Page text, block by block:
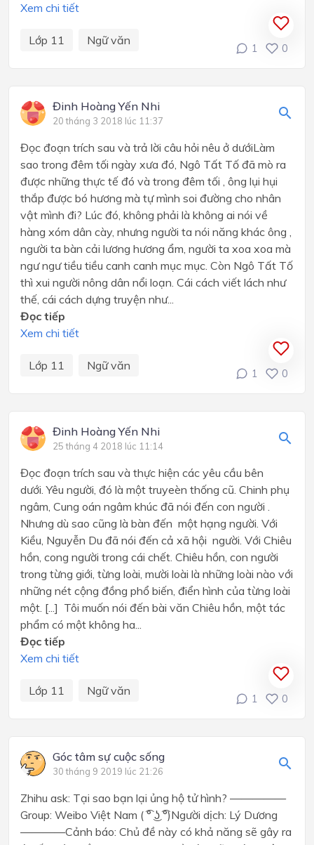
Xem chi tiết
Lớp 11 Ngữ văn
1 0
Đinh Hoàng Yến Nhi
20 tháng 3 2018 lúc 11:37
Đọc đoạn trích sau và trả lời câu hỏi nêu ở dướiLàm
sao trong đêm tối ngày xưa đó, Ngô Tất Tố đã mò ra
được những thực tế đó và trong đêm tối , ông lụi hụi
thắp được bó hương mà tự mình soi đường cho nhân
vật mình đi? Lúc đó, không phải là không ai nói về
hàng xóm dân cày, nhưng người ta nói năng khác ông ,
người ta bàn cải lương hương ẩm, người ta xoa xoa mà
ngư ngư tiều tiều canh canh mục mục. Còn Ngô Tất Tố
thì xui người nông dân nổi loạn. Cái cách viết lách như
thế, cái cách dựng truyện như...
Đọc tiếp
Xem chi tiết
Lớp 11 Ngữ văn
1 0
Đinh Hoàng Yến Nhi
25 tháng 4 2018 lúc 11:14
Đọc đoạn trích sau và thực hiện các yêu cầu bên
dưới. Yêu người, đó là một truyeèn thống cũ. Chinh phụ
ngâm, Cung oán ngâm khúc đã nói đến con người .
Nhưng dù sao cũng là bàn đến một hạng người. Với
Kiều, Nguyễn Du đã nói đến cả xã hội người. Với Chiêu
hồn, cong người trong cái chết. Chiêu hồn, con người
trong từng giới, từng loài, mười loài là những loài nào với
những nét cộng đồng phổ biến, điển hình của từng loài
một. [...] Tôi muốn nói đến bài văn Chiêu hồn, một tác
phẩm có một không ha...
Đọc tiếp
Xem chi tiết
Lớp 11 Ngữ văn
1 0
Góc tâm sự cuộc sống
30 tháng 9 2019 lúc 21:26
Zhihu ask: Tại sao bạn lại ủng hộ tử hình? —————
Group: Weibo Việt Nam ( ͡° ͜ʖ ͡°)Người dịch: Lý Dương
————Cảnh báo: Chủ đề này có khả năng sẽ gây ra